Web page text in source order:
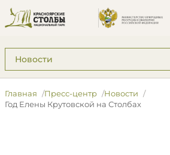
Подразделы: Пресс-центр
Главная Пресс-центр
Новости
Год Елены Крутовской на Столбах